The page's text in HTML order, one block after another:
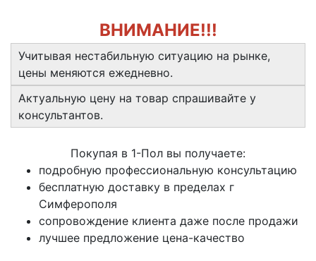
ВНИМАНИЕ!!!
Учитывая нестабильную ситуацию на рынке,
цены меняются ежедневно.
Актуальную цену на товар спрашивайте у
консультантов.
Покупая в 1-Пол вы получаете:
подробную профессиональную консультацию
бесплатную доставку в пределах г
Симферополя
сопровождение клиента даже после продажи
лучшее предложение цена-качество